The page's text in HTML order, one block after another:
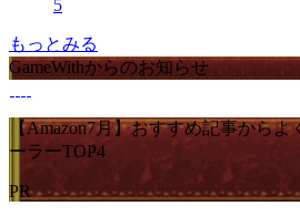
5
もっとみる
GameWithからのお知らせ
【Amazon7月】おすすめ記事から
ーラーTOP4
PR